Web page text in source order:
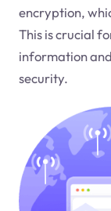
encryption,
This is crucial
information
security.